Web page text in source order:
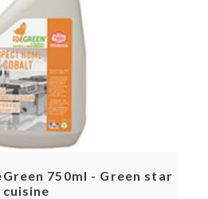
750ml - Green star
cuisine